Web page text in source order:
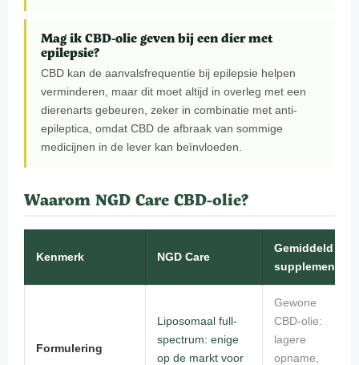
Mag ik CBD-olie geven bij een dier met
epilepsie?
CBD kan de aanvalsfrequentie bij epilepsie helpen
verminderen, maar dit moet altijd in overleg met een
dierenarts gebeuren, zeker in combinatie met anti-
epileptica, omdat CBD de afbraak van sommige
medicijnen in de lever kan beïnvloeden.
Waarom NGD Care CBD-olie?
Kenmerk NGD Care
Gemiddeld
supplement
Formulering
Liposomaal full-
spectrum: enige
op de markt voor
Gewone
CBD-olie:
lagere
opname,